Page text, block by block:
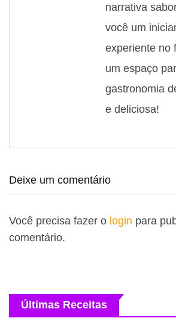
narrativa
você um
experiente no
um espaço
gastronomia
e deliciosa!
Deixe um comentário
Você precisa fazer o login para
comentário.
Últimas Receitas